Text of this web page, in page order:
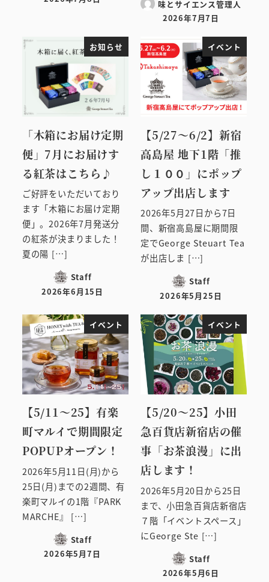
投稿日
味とサイエンス管理人
投稿日
2026年7月7日
お知らせ
「木箱にお届け定期
便」7月にお届けす
る紅茶はこちら♪
ご好評をいただいており
ます「木箱にお届け定期
便」。2026年7月発送分
の紅茶が決まりました！
夏の陽 […]
Staff
投稿日
2026年6月15日
イベント
【5/27～6/2】新宿
高島屋 地下1階「推
し１００」にポップ
アップ出店します
2026年5月27日から7日
間、新宿高島屋に期間限
定でGeorge Steuart Tea
が出店しま […]
Staff
投稿日
2026年5月25日
イベント
【5/11～25】有楽
町マルイで期間限定
POPUPオープン！
2026年5月11日(月)から
25日(月)までの2週間、有
楽町マルイの1階『PARK
MARCHE』 […]
Staff
投稿日
2026年5月7日
イベント
【5/20～25】小田
急百貨店新宿店の催
事「お茶浪漫」に出
店します！
2026年5月20日から25日
まで、小田急百貨店新宿店
７階「イベントスペース」
にGeorge Ste […]
Staff
投稿日
2026年5月6日